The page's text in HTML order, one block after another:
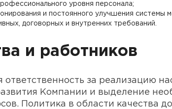
уровня персонала;
и постоянного улучшения системы
договорных и внутренних требований.
и работников
за реализацию
Компании и выделение
Политика в области качества